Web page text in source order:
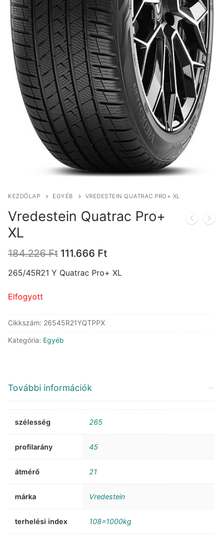
KEZDŐLAP EGYÉB VREDESTEIN QUATRAC PRO+ XL
Vredestein Quatrac Pro+
XL
184.226Ft Original
was:
111.666 FtCurrent
is:
265/45R21 Y Quatrac Pro+ XL
Elfogyott
Cikkszám: 26545R21YQTPPX
Kategória: Egyéb
További információk
szélesség 265
profilarány 45
átmérő 21
márka Vredestein
terhelési index 108=1000kg